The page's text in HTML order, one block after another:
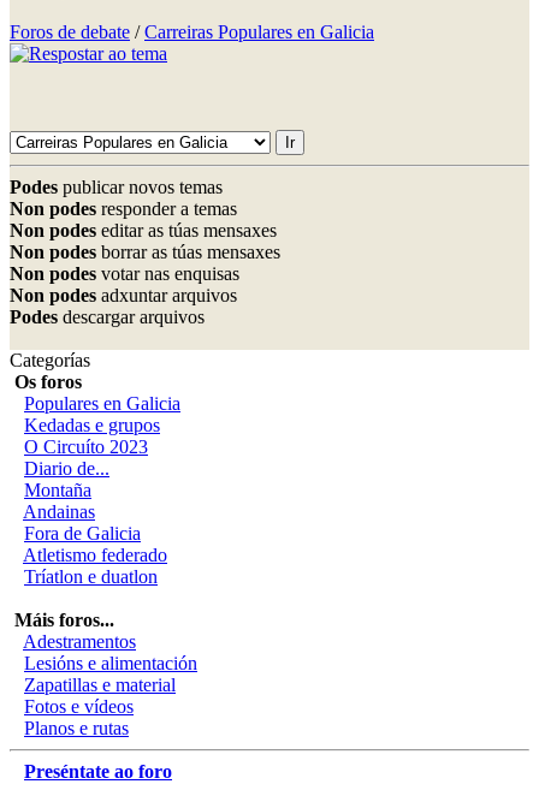
Foros de debate /Carreiras Populares en Galicia
Podes publicar novos temas
Non podes responder a temas
Non podes editar as túas mensaxes
Non podes borrar as túas mensaxes
Non podes votar nas enquisas
Non podes adxuntar arquivos
Podes descargar arquivos
Categorías
Os foros
Populares en Galicia
Kedadas e grupos
O Circuíto 2023
Diario de...
Montaña
Andainas
Fora de Galicia
Atletismo federado
Tríatlon e duatlon
Máis foros...
Adestramentos
Lesións e alimentación
Zapatillas e material
Fotos e vídeos
Planos e rutas
Preséntate ao foro